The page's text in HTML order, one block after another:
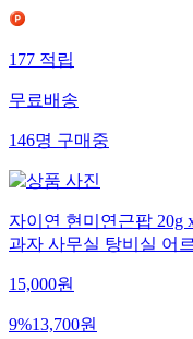
177적립
무료배송
146명구매중
자이연 현미연근팝 20g
과자 사무실 탕비실 어
15,000원
9%13,700원